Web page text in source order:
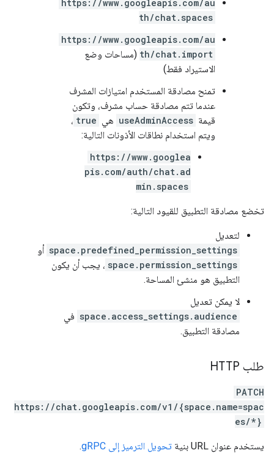
https://www.googleapis.com/au
th/chat.spaces
https://www.googleapis.com/au
th/chat.import (مساحات وضع
الاستيراد فقط)
تمنح مصادقة المستخدم امتيازات المشرف
عندما تتم مصادقة حساب مشرف، وتكون
قيمة useAdminAccess هي true ،
ويتم استخدام نطاقات الأذونات التالية:
https://www.googlea
pis.com/auth/chat.ad
min.spaces
تخضع مصادقة التطبيق للقيود التالية:
لتعديل
space.predefined_permission_settings أو
space.permission_settings ، يجب أن يكون
التطبيق هو منشئ المساحة.
لا يمكن تعديل
space.access_settings.audience في
مصادقة التطبيق.
طلب HTTP
PATCH
https://chat.googleapis.com/v1/{space.name=spac
es/*}
يستخدم عنوان URL بنية تحويل الترميز إلى gRPC .